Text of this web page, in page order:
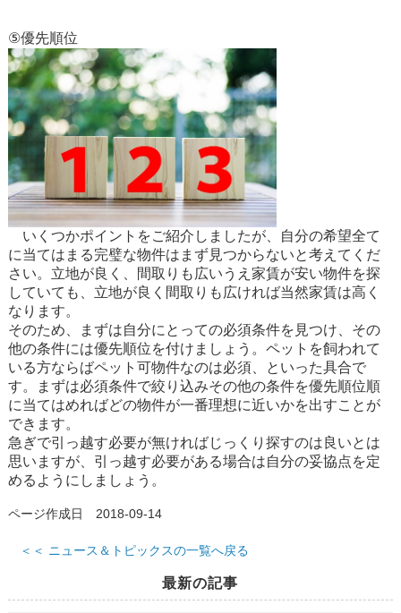
⑤優先順位
いくつかポイントをご紹介しましたが、自分の希望全て
に当てはまる完璧な物件はまず見つからないと考えてくだ
さい。立地が良く、間取りも広いうえ家賃が安い物件を探
していても、立地が良く間取りも広ければ当然家賃は高く
なります。
そのため、まずは自分にとっての必須条件を見つけ、その
他の条件には優先順位を付けましょう。ペットを飼われて
いる方ならばペット可物件なのは必須、といった具合で
す。まずは必須条件で絞り込みその他の条件を優先順位順
に当てはめればどの物件が一番理想に近いかを出すことが
できます。
急ぎで引っ越す必要が無ければじっくり探すのは良いとは
思いますが、引っ越す必要がある場合は自分の妥協点を定
めるようにしましょう。
ページ作成日 2018-09-14
＜＜ ニュース＆トピックスの一覧へ戻る
最新の記事